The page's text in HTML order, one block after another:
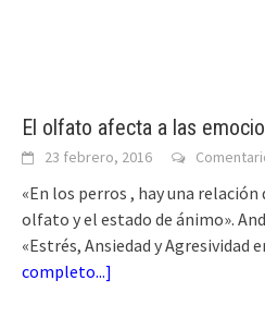
El olfato afecta a las
23 febrero, 2016
«En los perros , hay una
olfato y el estado de ánimo».
«Estrés, Ansiedad y Agresividad
completo...]